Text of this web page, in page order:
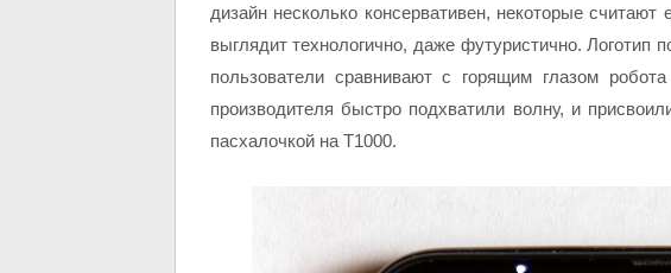
дизайн несколько консервативен, некоторые
выглядит технологично, даже футуристично. Логотип
пользователи сравнивают с горящим глазом
производителя быстро подхватили волну, и
пасхалочкой на Т1000.